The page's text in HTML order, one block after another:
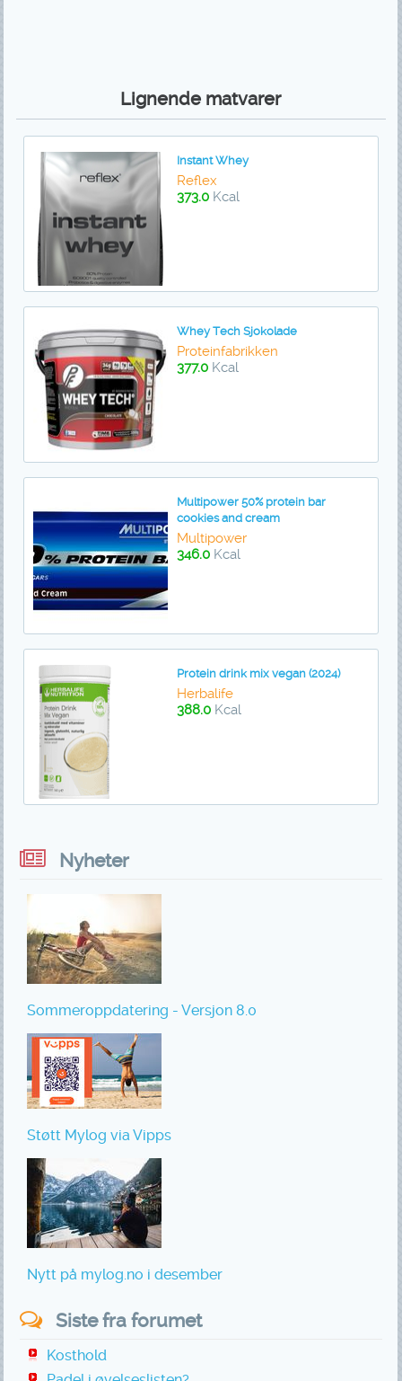
Lignende matvarer
Instant Whey
Reflex
373.0Kcal
Whey Tech Sjokolade
Proteinfabrikken
377.0Kcal
Multipower 50% protein bar
cookies and cream
Multipower
346.0Kcal
Protein drink mix vegan (2024)
Herbalife
388.0Kcal
Nyheter
Sommeroppdatering - Versjon 8.0
Støtt Mylog via Vipps
Nytt på mylog.no i desember
Siste fra forumet
Kosthold